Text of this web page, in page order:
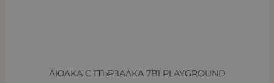
ЛЮЛКА С ПЪРЗАЛКА 7В1 PLAYGROUND